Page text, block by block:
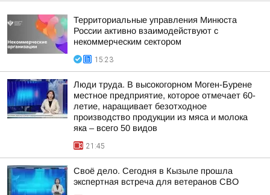
Территориальные управления Минюста
России активно взаимодействуют с
некоммерческим сектором
15:23
Люди труда. В высокогорном Моген-Бурене
местное предприятие, которое отмечает 60-
летие, наращивает безотходное
производство продукции из мяса и молока
яка – всего 50 видов
21:45
Своё дело. Сегодня в Кызыле прошла
экспертная встреча для ветеранов СВО